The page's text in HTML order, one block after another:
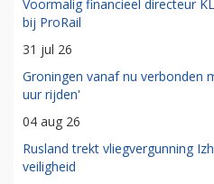
Voormalig financieel directeur
bij ProRail
31 jul 26
Groningen vanaf nu verbonden
uur rijden'
04 aug 26
Rusland trekt vliegvergunning
veiligheid